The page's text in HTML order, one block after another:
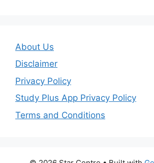
About Us
Disclaimer
Privacy Policy
Study Plus App Privacy Policy
Terms and Conditions